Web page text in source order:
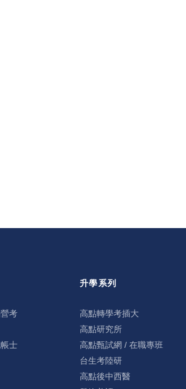
考
士
升學系列
高點轉學考插大
高點研究所
高點甄試網 / 在職專班
台生考陸研
高點後中西醫